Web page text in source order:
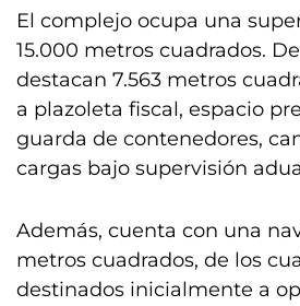
El complejo ocupa una
15.000 metros cuadrados.
destacan 7.563 metros
a plazoleta fiscal, espacio
guarda de contenedores,
cargas bajo supervisión
Además, cuenta con una
metros cuadrados, de los
destinados inicialmente a